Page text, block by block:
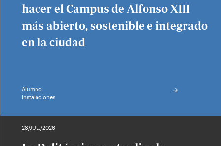
hacer el Campus de Alfonso XIII
más abierto, sostenible e integrado
en la ciudad
Alumno
Instalaciones
28/JUL./2026